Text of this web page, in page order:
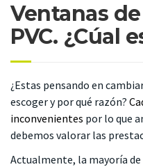
Ventanas
PVC. ¿Cúal
¿Estas pensando en
escoger y por qué razón? C
inconvenientes por lo que
debemos valorar las
Actualmente, la mayoría